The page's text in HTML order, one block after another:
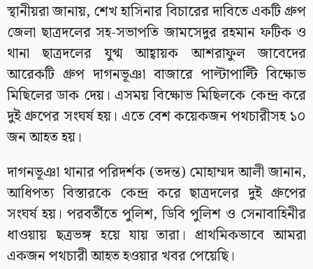
স্থানীয়রা জানায়, শেখ হাসিনার বিচারের দাবিতে একটি গ্রুপ
জেলা ছাত্রদলের সহ-সভাপতি জামসেদুর রহমান ফটিক ও
থানা ছাত্রদলের যুগ্ম আহ্বায়ক আশরাফুল জাবেদের
আরেকটি গ্রুপ দাগনভূঞা বাজারে পাল্টাপাল্টি বিক্ষোভ
মিছিলের ডাক দেয়। এসময় বিক্ষোভ মিছিলকে কেন্দ্র করে
দুই গ্রুপের সংঘর্ষ হয়। এতে বেশ কয়েকজন পথচারীসহ ১০
জন আহত হয়।
দাগনভূঞা থানার পরিদর্শক (তদন্ত) মোহাম্মদ আলী জানান,
আধিপত্য বিস্তারকে কেন্দ্র করে ছাত্রদলের দুই গ্রুপের
সংঘর্ষ হয়। পরবর্তীতে পুলিশ, ডিবি পুলিশ ও সেনাবাহিনীর
ধাওয়ায় ছত্রভঙ্গ হয়ে যায় তারা। প্রাথমিকভাবে আমরা
একজন পথচারী আহত হওয়ার খবর পেয়েছি।